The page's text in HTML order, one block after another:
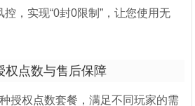
，实现“0封0限制”，让您使用无
权点数与售后保障
授权点数套餐，满足不同玩家的需